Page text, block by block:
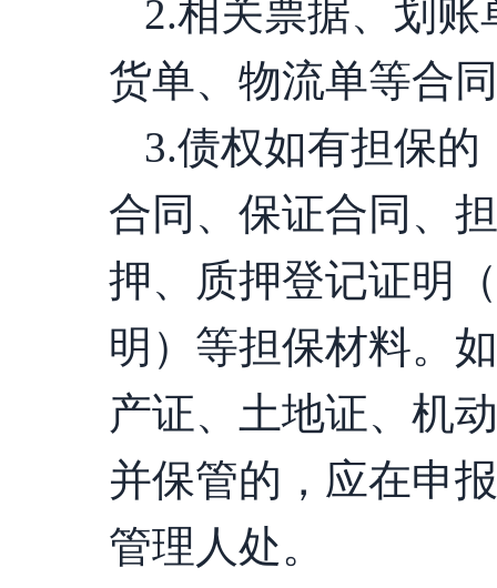
2.相关票据、划
货单、物流单等合
3.债权如有担保
合同、保证合同、
押、质押登记证明
明）等担保材料。
产证、土地证、机
并保管的，应在申
管理人处。